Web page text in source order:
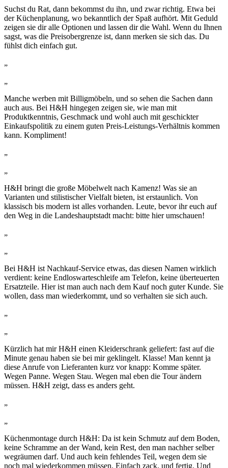
Suchst du Rat, dann bekommst du ihn, und zwar richtig. Etwa bei
der Küchenplanung, wo bekanntlich der Spaß aufhört. Mit Geduld
zeigen sie dir alle Optionen und lassen dir die Wahl. Wenn du Ihnen
sagst, was die Preisobergrenze ist, dann merken sie sich das. Du
fühlst dich einfach gut.
„
„
Manche werben mit Billigmöbeln, und so sehen die Sachen dann
auch aus. Bei H&H hingegen zeigen sie, wie man mit
Produktkenntnis, Geschmack und wohl auch mit geschickter
Einkaufspolitik zu einem guten Preis-Leistungs-Verhältnis kommen
kann. Kompliment!
„
„
H&H bringt die große Möbelwelt nach Kamenz! Was sie an
Varianten und stilistischer Vielfalt bieten, ist erstaunlich. Von
klassisch bis modern ist alles vorhanden. Leute, bevor ihr euch auf
den Weg in die Landeshauptstadt macht: bitte hier umschauen!
„
„
Bei H&H ist Nachkauf-Service etwas, das diesen Namen wirklich
verdient: keine Endloswarteschleife am Telefon, keine überteuerten
Ersatzteile. Hier ist man auch nach dem Kauf noch guter Kunde. Sie
wollen, dass man wiederkommt, und so verhalten sie sich auch.
„
„
Kürzlich hat mir H&H einen Kleiderschrank geliefert: fast auf die
Minute genau haben sie bei mir geklingelt. Klasse! Man kennt ja
diese Anrufe von Lieferanten kurz vor knapp: Komme später.
Wegen Panne. Wegen Stau. Wegen mal eben die Tour ändern
müssen. H&H zeigt, dass es anders geht.
„
„
Küchenmontage durch H&H: Da ist kein Schmutz auf dem Boden,
keine Schramme an der Wand, kein Rest, den man nachher selber
wegräumen darf. Und auch kein fehlendes Teil, wegen dem sie
noch mal wiederkommen müssen. Einfach zack, und fertig. Und